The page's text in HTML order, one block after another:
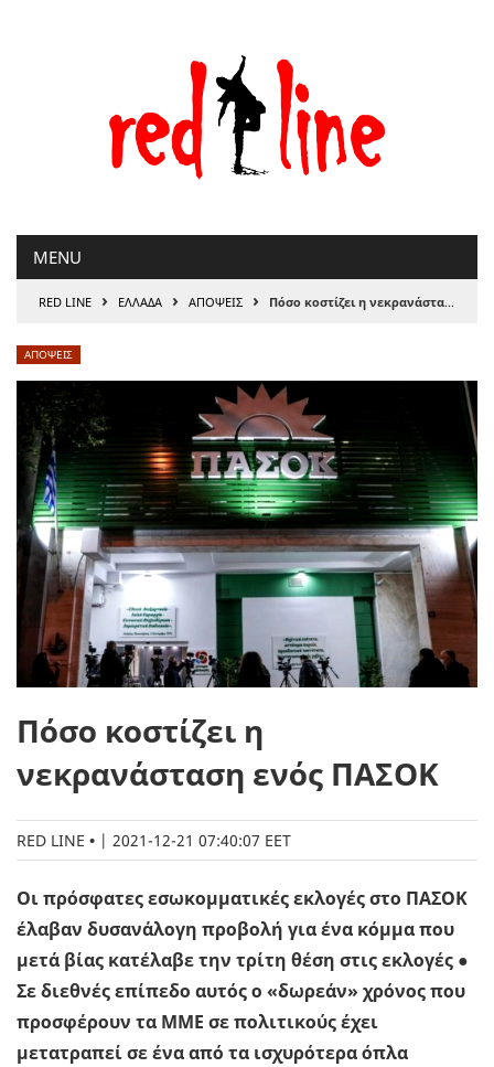
MENU
RED LINE › ΕΛΛΑΔΑ › ΑΠΟΨΕΙΣ › Πόσο κοστίζει η νεκρανάσταση ενός ΠΑΣΟΚ
ΑΠΟΨΕΙΣ
Πόσο κοστίζει η
νεκρανάσταση ενός ΠΑΣΟΚ
RED LINE | 2021-12-21 07:40:07 EET
Οι πρόσφατες εσωκομματικές εκλογές στο ΠΑΣΟΚ
έλαβαν δυσανάλογη προβολή για ένα κόμμα που
μετά βίας κατέλαβε την τρίτη θέση στις εκλογές ●
Σε διεθνές επίπεδο αυτός ο «δωρεάν» χρόνος που
προσφέρουν τα ΜΜΕ σε πολιτικούς έχει
μετατραπεί σε ένα από τα ισχυρότερα όπλα